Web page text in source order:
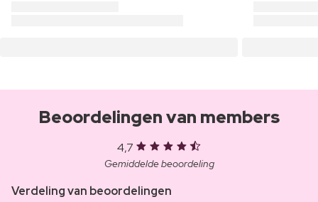
Beoordelingen van members
4,7
Gemiddelde beoordeling
Verdeling van beoordelingen